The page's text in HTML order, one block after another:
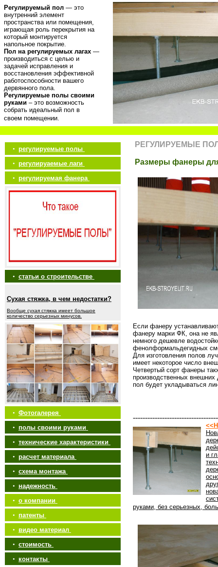
Регулируемый пол — это
внутренний элемент
пространства или помещения,
играющая роль перекрытия на
который монтируется
напольное покрытие.
Пол на регулируемых лагах —
производиться с целью и
задачей исправления и
восстановления эффективной
работоспособности вашего
дервянного пола.
Регулируемые полы своими
руками – это возможность
собрать идеальный пол в
своем помещении.
• регулируемые полы
• регулируаемые лаги
• регулируемая фанера
• статьи о строительстве
Сухая стяжка, в чем недостатки?
Вообще сухая стяжка имеет большое
количество серьезных минусов.
• Фотогалерея
• полы своими руками
• технические характеристики
• расчет материала
• схема монтажа
• надежность
• о компании
• патенты
• видео материал
• стоимость
• контакты
РЕГУЛИРУЕМЫЕ
Размеры фанеры
Если фанеру
фанеру марки ФК, она не
немного дешевле
фенолформальдегидных
Для изготовления полов
имеет некоторое число
Четвертый сорт фанеры
производственных внешних
пол будет укладываться
и
руками, без серьезных,